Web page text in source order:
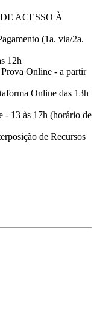
ACESSO À
(1a. via/2a.
12h
Online - a partir
Online das 13h
- 13 às 17h (horário de
de Recursos